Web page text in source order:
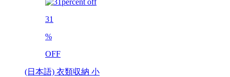
31
%
OFF
(日本語) 衣類収納 小